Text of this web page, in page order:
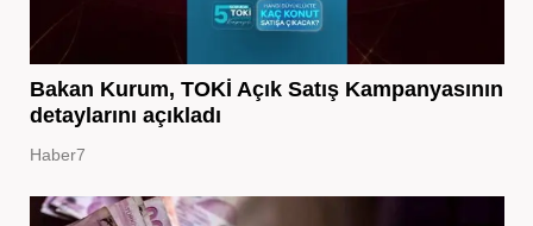
Bakan Kurum, TOKİ Açık Satış Kampanyasının
detaylarını açıkladı
Haber7